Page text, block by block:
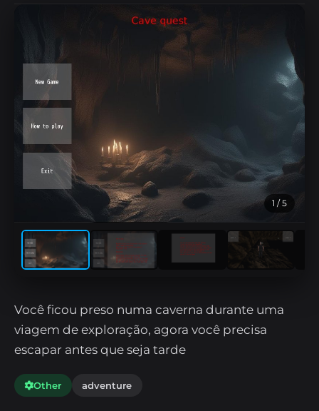
1 / 5
Você ficou preso numa caverna durante uma
viagem de exploração, agora você precisa
escapar antes que seja tarde
Other adventure